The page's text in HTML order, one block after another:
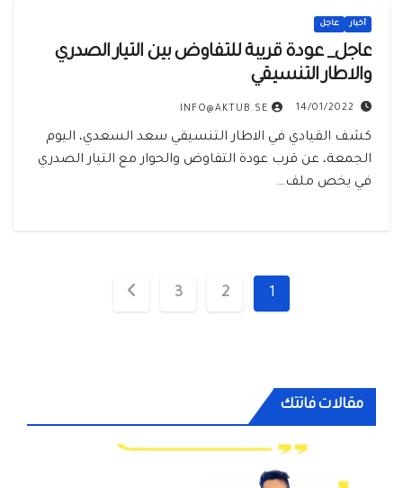
أخبار عاجل
عاجل_‏‏ عودة قريبة للتفاوض بين التيار الصدري
والاطار التنسيقي
14/01/2022
INFO@AKTUB.SE
‏كشف القيادي في الاطار التنسيقي سعد السعدي، اليوم
الجمعة، عن قرب عودة التفاوض والحوار مع التيار الصدري
في يخص ملف…
تعدد
1
2
3
مقالات فاتتك